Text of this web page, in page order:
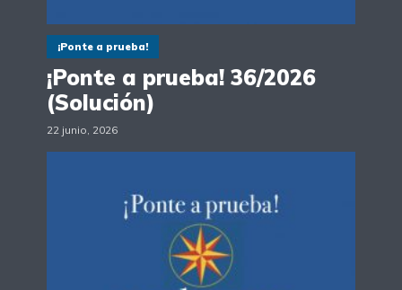
¡Ponte a prueba!
¡Ponte a prueba! 36/2026
(Solución)
22 junio, 2026